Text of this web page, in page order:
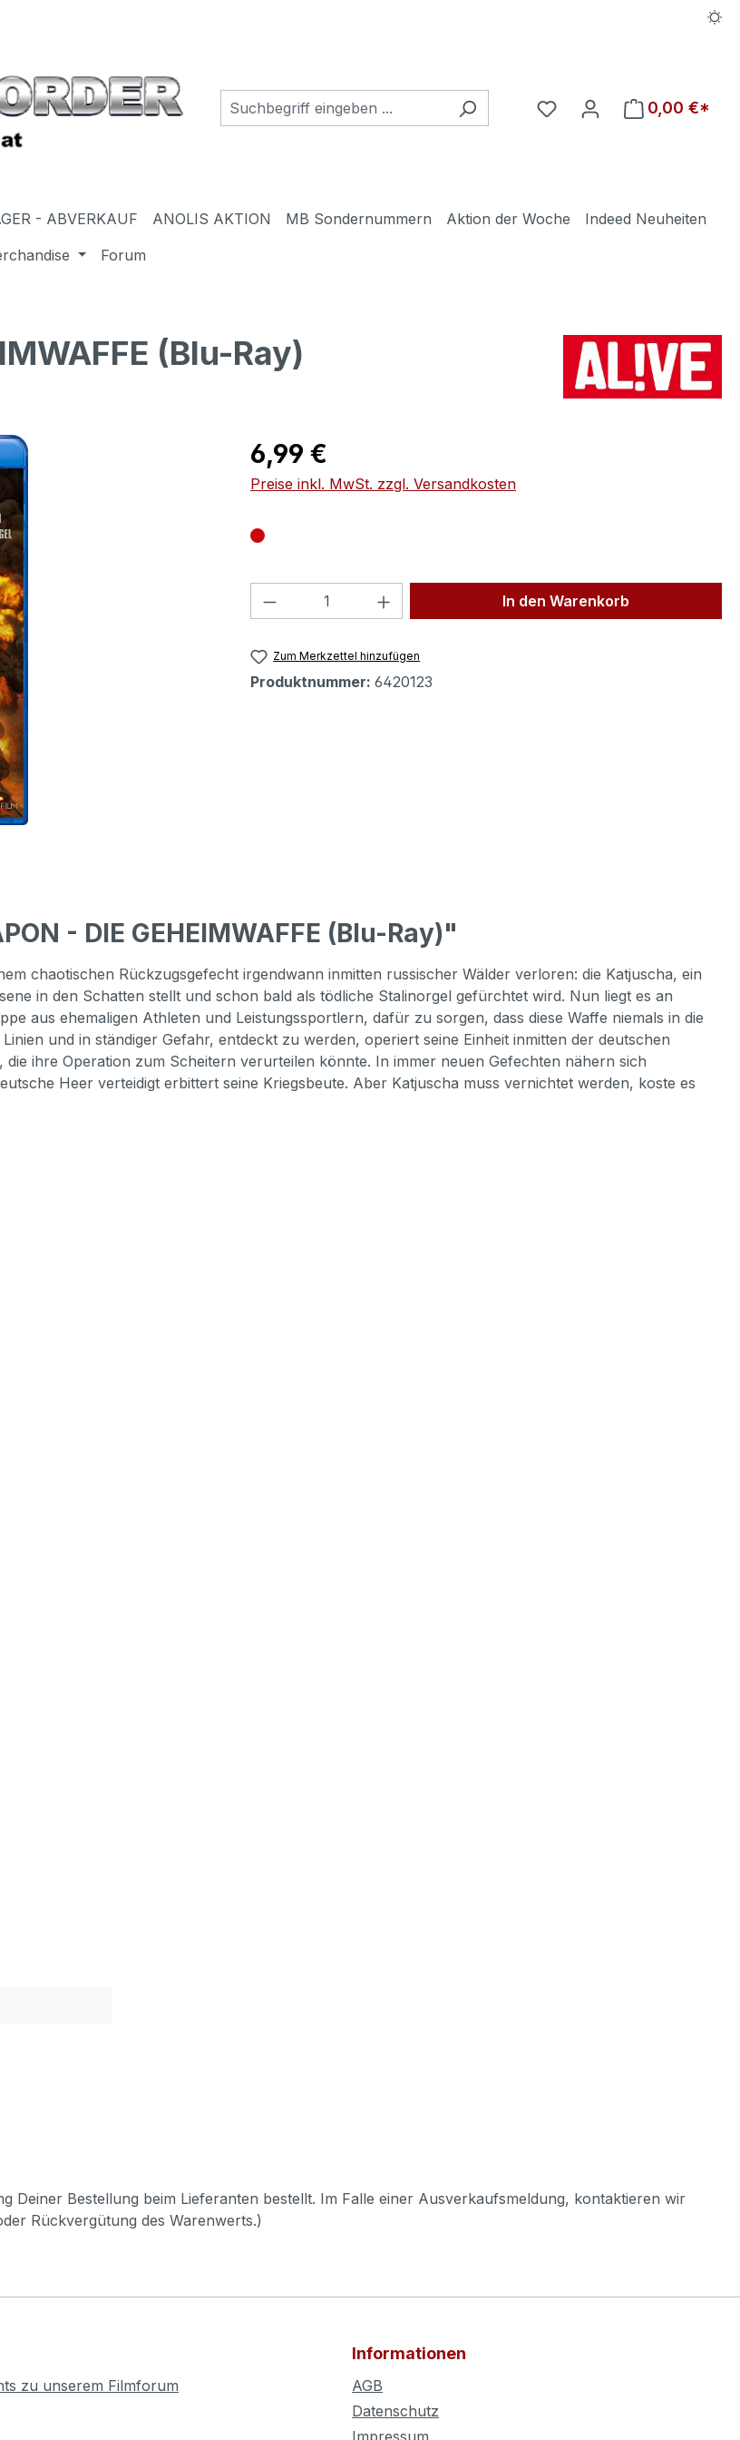
Du hast 0 Produkte auf
0,00 €*
- ABVERKAUF ANOLIS AKTION MB Sondernummern Aktion der Woche
Indeed Neuheiten
Forum
(Blu-Ray)
Regulärer Preis:
6,99 €
Preise inkl. MwSt. zzgl. Versandkosten
Produkt Anzahl: Gib den gewünschten Wert
In den Warenkorb
Zum Merkzettel hinzufügen
Produktnummer: 6420123
- DIE GEHEIMWAFFE (Blu-Ray)"
chaotischen Rückzugsgefecht irgendwann inmitten russischer Wälder verloren: die Katjuscha, ein
in den Schatten stellt und schon bald als tödliche Stalinorgel gefürchtet wird. Nun liegt es an
aus ehemaligen Athleten und Leistungssportlern, dafür zu sorgen, dass diese Waffe niemals in die
und in ständiger Gefahr, entdeckt zu werden, operiert seine Einheit inmitten der deutschen
ihre Operation zum Scheitern verurteilen könnte. In immer neuen Gefechten nähern sich
Heer verteidigt erbittert seine Kriegsbeute. Aber Katjuscha muss vernichtet werden, koste es
Deiner Bestellung beim Lieferanten bestellt. Im Falle einer Ausverkaufsmeldung, kontaktieren wir
Rückvergütung des Warenwerts.)
zu unserem Filmforum
Informationen
AGB
Datenschutz
Impressum